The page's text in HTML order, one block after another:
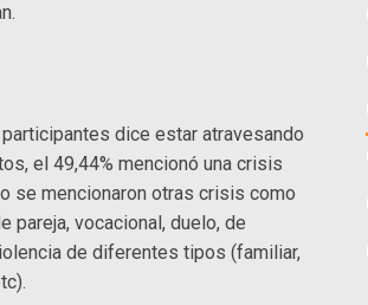
participantes dice estar atravesando
el 49,44% mencionó una crisis
se mencionaron otras crisis como
pareja, vocacional, duelo, de
de diferentes tipos (familiar,